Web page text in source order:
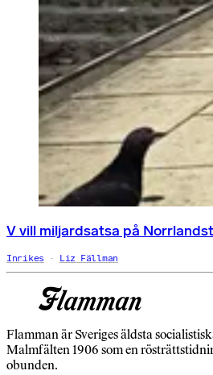
V vill miljardsatsa på
Inrikes Liz Fällman
Flamman är Sveriges äldsta
Malmfälten 1906 som en
obunden.